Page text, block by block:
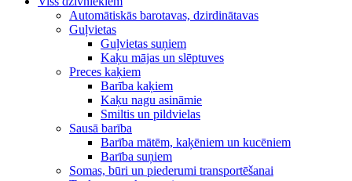
Automātiskās barotavas, dzirdinātavas
Guļvietas
Guļvietas suņiem
Kaķu mājas un slēptuves
Preces kaķiem
Barība kaķiem
Kaķu nagu asināmie
Smiltis un pildvielas
Sausā barība
Barība mātēm, kaķēniem un kucēniem
Barība suņiem
Somas, būri un piederumi transportēšanai